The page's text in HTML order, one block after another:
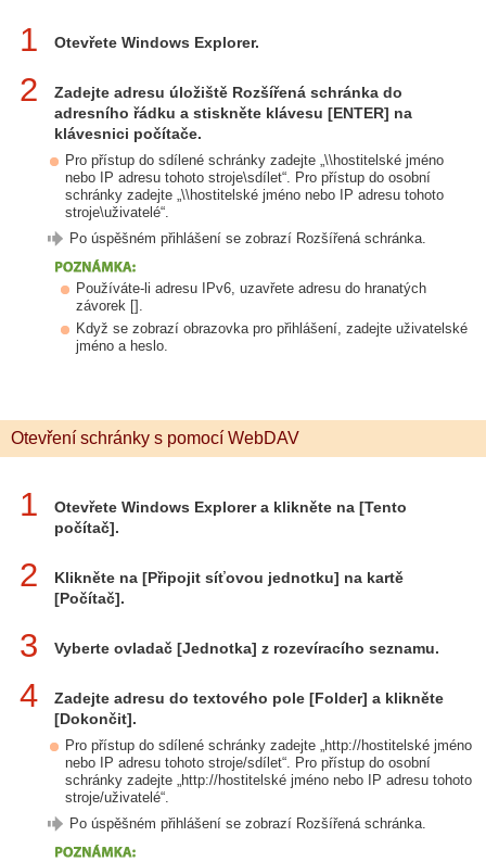
1 Otevřete Windows Explorer.
2
Zadejte adresu úložiště Rozšířená schránka do
adresního řádku a stiskněte klávesu [ENTER] na
klávesnici počítače.
Pro přístup do sdílené schránky zadejte „\\hostitelské jméno
nebo IP adresu tohoto stroje\sdílet“. Pro přístup do osobní
schránky zadejte „\\hostitelské jméno nebo IP adresu tohoto
stroje\uživatelé“.
Po úspěšném přihlášení se zobrazí Rozšířená schránka.
Používáte-li adresu IPv6, uzavřete adresu do hranatých
závorek [].
Když se zobrazí obrazovka pro přihlášení, zadejte uživatelské
jméno a heslo.
Otevření schránky s pomocí WebDAV
1
Otevřete Windows Explorer a klikněte na [Tento
počítač].
2
Klikněte na [Připojit síťovou jednotku] na kartě
[Počítač].
3 Vyberte ovladač [Jednotka] z rozevíracího seznamu.
4
Zadejte adresu do textového pole [Folder] a klikněte
[Dokončit].
Pro přístup do sdílené schránky zadejte „http://hostitelské jméno
nebo IP adresu tohoto stroje/sdílet“. Pro přístup do osobní
schránky zadejte „http://hostitelské jméno nebo IP adresu tohoto
stroje/uživatelé“.
Po úspěšném přihlášení se zobrazí Rozšířená schránka.